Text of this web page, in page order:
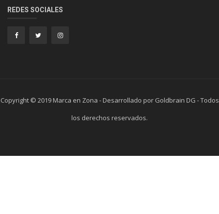
REDES SOCIALES
Copyright © 2019 Marca en Zona - Desarrollado por Goldbrain DG - Todos
los derechos reservados.